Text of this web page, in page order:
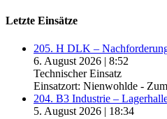
Letzte Einsätze
205. H DLK –
6. August 2026 | 8:52
Technischer Einsatz
Einsatzort: Nienwohlde -
204. B3 Industrie –
5. August 2026 | 18:34